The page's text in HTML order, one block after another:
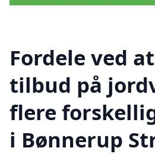
Fordele ved
tilbud på
flere
i Bønnerup